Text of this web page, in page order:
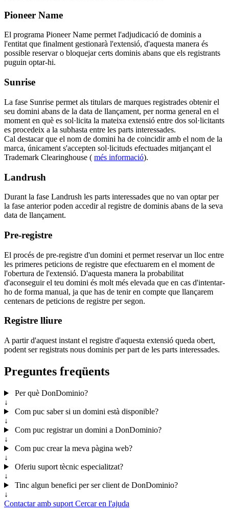
Pioneer Name
El programa Pioneer Name permet l'adjudicació de dominis a
l'entitat que finalment gestionarà l'extensió, d'aquesta manera és
possible reservar o bloquejar certs dominis abans que els registrants
puguin optar-hi.
Sunrise
La fase Sunrise permet als titulars de marques registrades obtenir el
seu domini abans de la data de llançament, per norma general en el
moment en què es sol·licita la mateixa extensió entre dos sol·licitants
es procedeix a la subhasta entre les parts interessades.
Cal destacar que el nom de domini ha de coincidir amb el nom de la
marca, únicament s'accepten sol·licituds efectuades mitjançant el
Trademark Clearinghouse ( més informació).
Landrush
Durant la fase Landrush les parts interessades que no van optar per
la fase anterior poden accedir al registre de dominis abans de la seva
data de llançament.
Pre-registre
El procés de pre-registre d'un domini et permet reservar un lloc entre
les primeres peticions de registre que efectuarem en el moment de
l'obertura de l'extensió. D'aquesta manera la probabilitat
d'aconseguir el teu domini és molt més elevada que en cas d'intentar-
ho de forma manual, ja que has de tenir en compte que llançarem
centenars de peticions de registre per segon.
Registre lliure
A partir d'aquest instant el registre d'aquesta extensió queda obert,
podent ser registrats nous dominis per part de les parts interessades.
Preguntes freqüents
Per què DonDominio?
↓
Com puc saber si un domini està disponible?
↓
Com puc registrar un domini a DonDominio?
↓
Com puc crear la meva pàgina web?
↓
Oferiu suport tècnic especialitzat?
↓
Tinc algun benefici per ser client de DonDominio?
↓
Contactar amb suport Cercar en l'ajuda